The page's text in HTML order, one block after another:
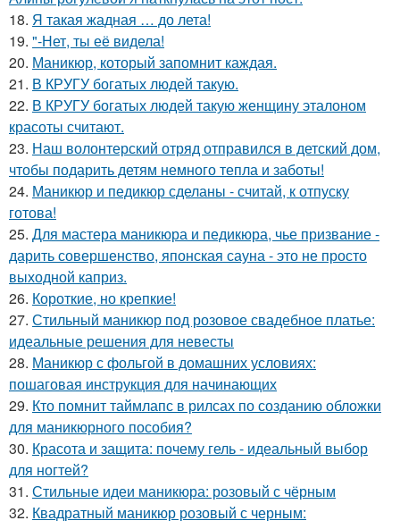
18. Я такая жадная … до лета!
19. "-Нет, ты её видела!
20. Маникюр, который запомнит каждая.
21. В КРУГУ богатых людей такую.
22. В КРУГУ богатых людей такую женщину эталоном
красоты считают.
23. Наш волонтерский отряд отправился в детский дом,
чтобы подарить детям немного тепла и заботы!
24. Маникюр и педикюр сделаны - считай, к отпуску
готова!
25. Для мастера маникюра и педикюра, чье призвание -
дарить совершенство, японская сауна - это не просто
выходной каприз.
26. Короткие, но крепкие!
27. Стильный маникюр под розовое свадебное платье:
идеальные решения для невесты
28. Маникюр с фольгой в домашних условиях:
пошаговая инструкция для начинающих
29. Кто помнит таймлапс в рилсах по созданию обложки
для маникюрного пособия?
30. Красота и защита: почему гель - идеальный выбор
для ногтей?
31. Стильные идеи маникюра: розовый с чёрным
32. Квадратный маникюр розовый с черным: